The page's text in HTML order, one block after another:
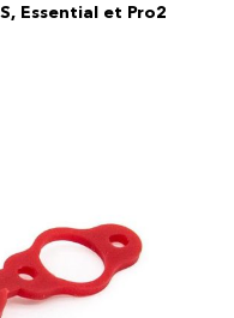
Essential et Pro2